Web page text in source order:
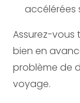
accélérées
Assurez-vous
bien en
problème de
voyage.